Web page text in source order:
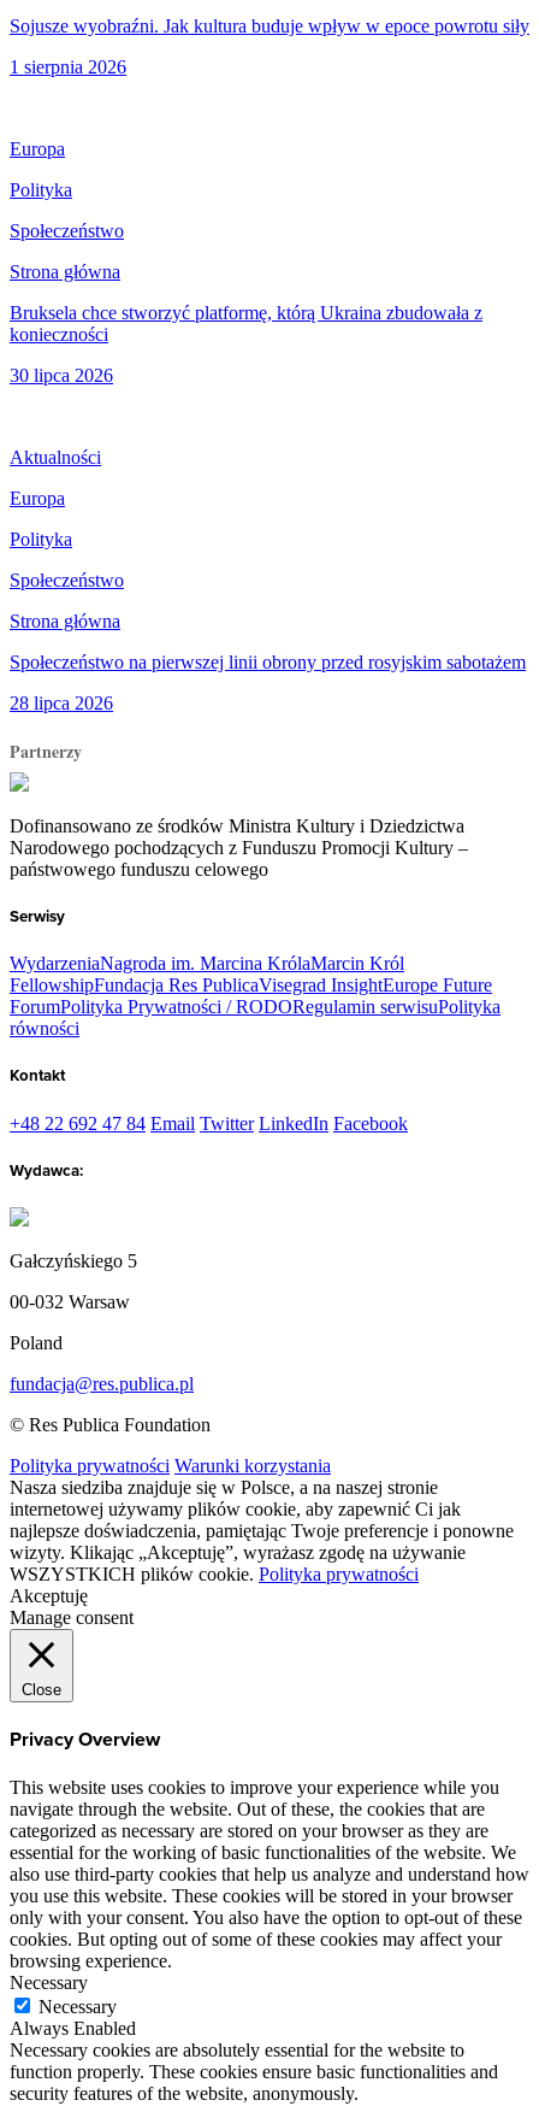
Sojusze wyobraźni. Jak kultura buduje wpływ w epoce powrotu siły
1 sierpnia 2026
Europa
Polityka
Społeczeństwo
Strona główna
Bruksela chce stworzyć platformę, którą Ukraina zbudowała z
konieczności
30 lipca 2026
Aktualności
Europa
Polityka
Społeczeństwo
Strona główna
Społeczeństwo na pierwszej linii obrony przed rosyjskim sabotażem
28 lipca 2026
Partnerzy
Dofinansowano ze środków Ministra Kultury i Dziedzictwa
Narodowego pochodzących z Funduszu Promocji Kultury –
państwowego funduszu celowego
Serwisy
WydarzeniaNagroda im. Marcina KrólaMarcin Król
FellowshipFundacja Res PublicaVisegrad InsightEurope Future
ForumPolityka Prywatności / RODORegulamin serwisuPolityka
równości
Kontakt
+48 22 692 47 84 Email Twitter LinkedIn Facebook
Wydawca:
Gałczyńskiego 5
00-032 Warsaw
Poland
fundacja@res.publica.pl
© Res Publica Foundation
Polityka prywatności Warunki korzystania
Nasza siedziba znajduje się w Polsce, a na naszej stronie
internetowej używamy plików cookie, aby zapewnić Ci jak
najlepsze doświadczenia, pamiętając Twoje preferencje i ponowne
wizyty. Klikając „Akceptuję”, wyrażasz zgodę na używanie
WSZYSTKICH plików cookie. Polityka prywatności
Akceptuję
Manage consent
Close
Privacy Overview
This website uses cookies to improve your experience while you
navigate through the website. Out of these, the cookies that are
categorized as necessary are stored on your browser as they are
essential for the working of basic functionalities of the website. We
also use third-party cookies that help us analyze and understand how
you use this website. These cookies will be stored in your browser
only with your consent. You also have the option to opt-out of these
cookies. But opting out of some of these cookies may affect your
browsing experience.
Necessary
Necessary
Always Enabled
Necessary cookies are absolutely essential for the website to
function properly. These cookies ensure basic functionalities and
security features of the website, anonymously.